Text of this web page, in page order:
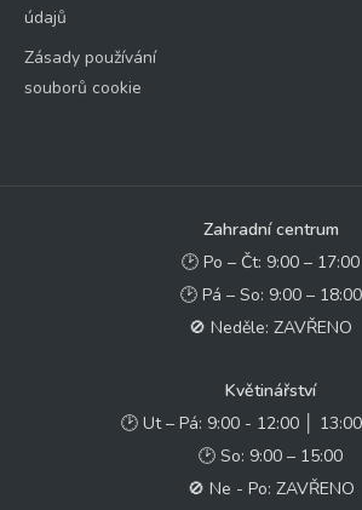
údajů
Zásady používání
souborů cookie
Zahradní centrum
🕑 Po – Čt: 9:00 – 17:00
🕑 Pá – So: 9:00 – 18:00
🚫 Neděle: ZAVŘENO
Květinářství
🕑 Ut – Pá: 9:00 - 12:00 │
🕑 So: 9:00 – 15:00
🚫 Ne - Po: ZAVŘENO